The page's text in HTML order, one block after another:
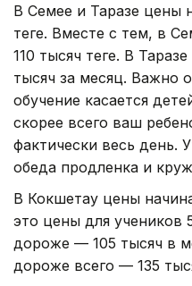
В Семее и Таразе цены
теңге. Вместе с тем, в
110 тысяч теңге. В
тысяч за месяц. Важно
обучение касается
скорее всего ваш
фактически весь день.
обеда продленка и
В Кокшетау цены
это цены для учеников
дороже — 105 тысяч в
дороже всего — 135